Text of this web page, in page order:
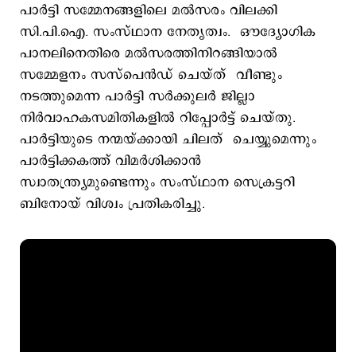
പാര്‍ട്ടി സമ്മേനങ്ങളിലെ മല്‍സരം വിലക്കി
സി.പി.ഐ. സംസ്ഥാന നേതൃത്വം. ഔദ്യോഗിക
പാനലിനെതിരെ മല്‍സരത്തിനിറങ്ങിയാല്‍
സമ്മേളനം സസ്പെന്‍ഡ് ചെയ്ത് വീണ്ടും
നടത്തുമെന്ന പാര്‍ട്ടി സര്‍ക്കുലര്‍ ജില്ലാ
നിര്‍വാഹകസമിതികളില്‍ റിപ്പോര്‍ട്ട് ചെയ്തു.
പാര്‍ട്ടിയുടെ നന്മയ്ക്കായി ചിലത് ചെയ്യുമെന്നും
പാര്‍ട്ടിക്കകത്ത് വിമര്‍ശിക്കാന്‍
സ്വാതന്ത്ര്യമുണ്ടെന്നും സംസ്ഥാന സെക്രട്ടറി
ബിനോയ് വിശ്വം പ്രതികരിച്ചു.